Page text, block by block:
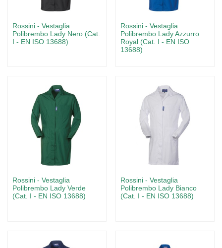
Rossini - Vestaglia
Polibrembo Lady Nero (Cat.
I - EN ISO 13688)
Rossini - Vestaglia
Polibrembo Lady Azzurro
Royal (Cat. I - EN ISO
13688)
Rossini - Vestaglia
Polibrembo Lady Verde
(Cat. I - EN ISO 13688)
Rossini - Vestaglia
Polibrembo Lady Bianco
(Cat. I - EN ISO 13688)